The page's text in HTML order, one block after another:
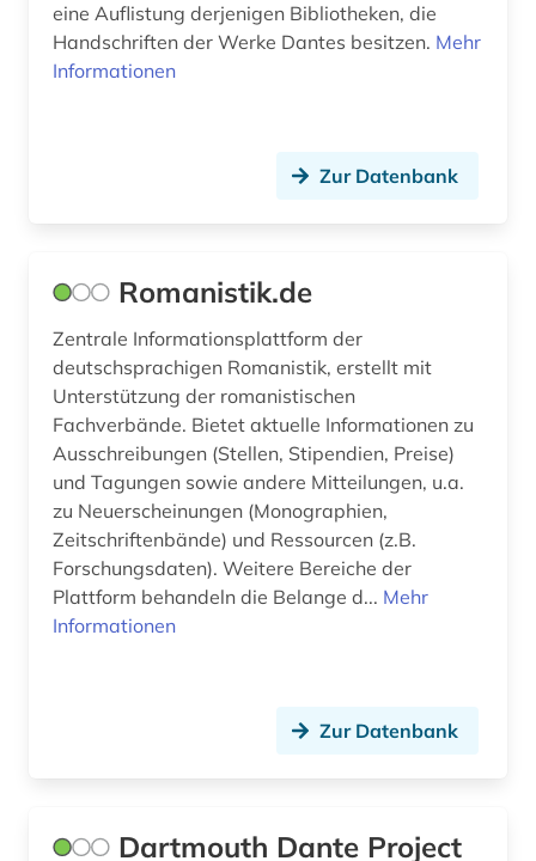
eine Auflistung derjenigen Bibliotheken, die
Handschriften der Werke Dantes besitzen. Mehr
Informationen
Zur Datenbank
Romanistik.de
Zentrale Informationsplattform der
deutschsprachigen Romanistik, erstellt mit
Unterstützung der romanistischen
Fachverbände. Bietet aktuelle Informationen zu
Ausschreibungen (Stellen, Stipendien, Preise)
und Tagungen sowie andere Mitteilungen, u.a.
zu Neuerscheinungen (Monographien,
Zeitschriftenbände) und Ressourcen (z.B.
Forschungsdaten). Weitere Bereiche der
Plattform behandeln die Belange d... Mehr
Informationen
Zur Datenbank
Dartmouth Dante Project